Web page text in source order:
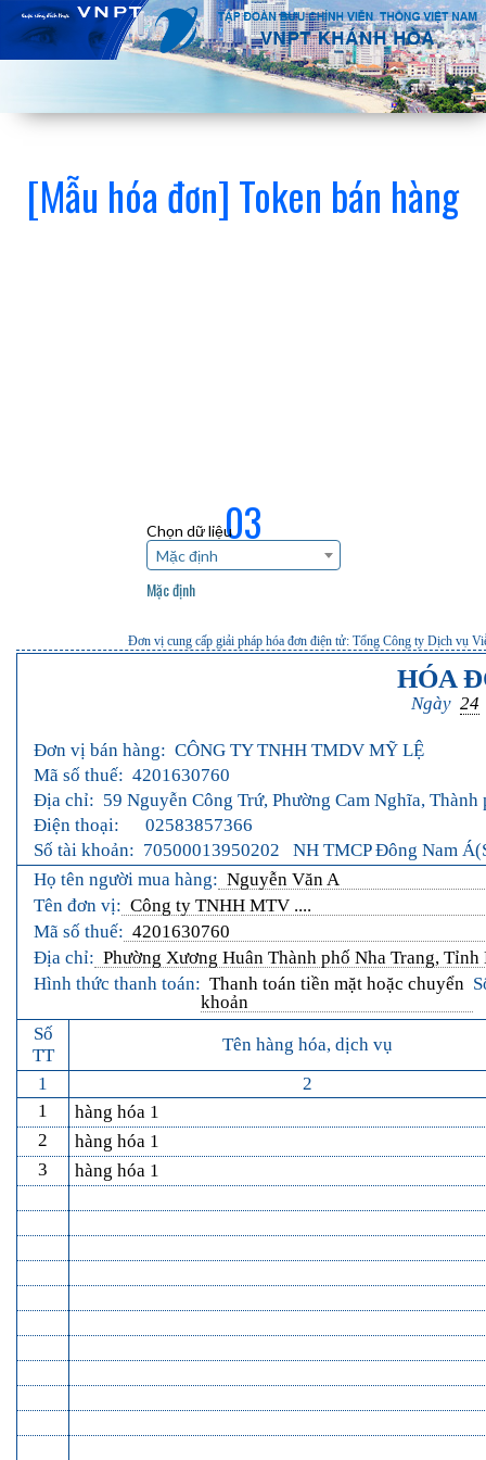
[Mẫu hóa đơn] Token bán hàng
03
Chọn dữ liệu
Mặc định
Mặc định
Đơn vị cung cấp giải pháp hóa đơn điện tử: Tổng Công ty Dịch vụ
HÓA
Ngày 24
Đơn vị bán hàng: CÔNG TY TNHH TMDV MỸ LỆ
Mã số thuế: 4201630760
Địa chỉ: 59 Nguyễn Công Trứ, Phường Cam Nghĩa,
Điện thoại:
02583857366
Số tài khoản: 70500013950202 NH TMCP Đông Nam
Họ tên người mua hàng: Nguyễn Văn A
Tên đơn vị: Công ty TNHH MTV ....
Mã số thuế: 4201630760
Địa chỉ: Phường Xương Huân Thành phố Nha Trang,
Hình thức thanh toán: Thanh toán tiền mặt hoặc chuyển
khoản
Số
TT
Tên hàng hóa, dịch vụ
1
2
1
hàng hóa 1
2
hàng hóa 1
3
hàng hóa 1